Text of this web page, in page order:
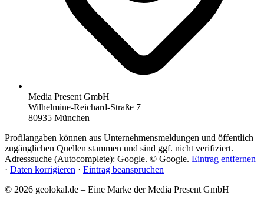
Media Present GmbH
Wilhelmine-Reichard-Straße 7
80935 München
Profilangaben können aus Unternehmensmeldungen und öffentlich
zugänglichen Quellen stammen und sind ggf. nicht verifiziert.
Adresssuche (Autocomplete): Google. © Google. Eintrag entfernen
· Daten korrigieren · Eintrag beanspruchen
© 2026 geolokal.de – Eine Marke der Media Present GmbH